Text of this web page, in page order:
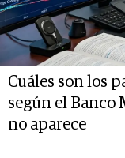
Cuáles son los
según el Banco
no aparece